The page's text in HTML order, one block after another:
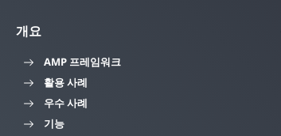
개요
AMP 프레임워크
활용 사례
우수 사례
기능